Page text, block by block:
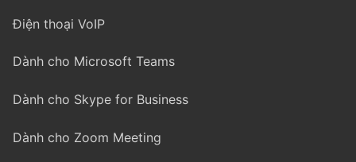
Điện thoại VoIP
Dành cho Microsoft Teams
Dành cho Skype for Business
Dành cho Zoom Meeting